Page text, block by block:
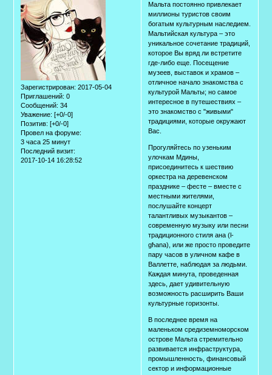
Зарегистрирован: 2017-05-04
Приглашений: 0
Сообщений: 34
Уважение: [+0/-0]
Позитив: [+0/-0]
Провел на форуме:
3 часа 25 минут
Последний визит:
2017-10-14 16:28:52
Мальта постоянно привлекает
миллионы туристов своим
богатым культурным наследием.
Мальтийская культура – это
уникальное сочетание традиций,
которое Вы вряд ли встретите
где-либо еще. Посещение
музеев, выставок и храмов –
отличное начало знакомства с
культурой Мальты; но самое
интересное в путешествиях –
это знакомство с "живыми"
традициями, которые окружают
Вас.
Прогуляйтесь по узеньким
улочкам Мдины,
присоединитесь к шествию
оркестра на деревенском
празднике – фесте – вместе с
местными жителями,
послушайте концерт
талантливых музыкантов –
современную музыку или песни
традиционного стиля ана (l-
għana), или же просто проведите
пару часов в уличном кафе в
Валлетте, наблюдая за людьми.
Каждая минута, проведенная
здесь, дает удивительную
возможность расширить Ваши
культурные горизонты.
В последнее время на
маленьком средиземноморском
острове Мальта стремительно
развивается инфраструктура,
промышленность, финансовый
сектор и информационные